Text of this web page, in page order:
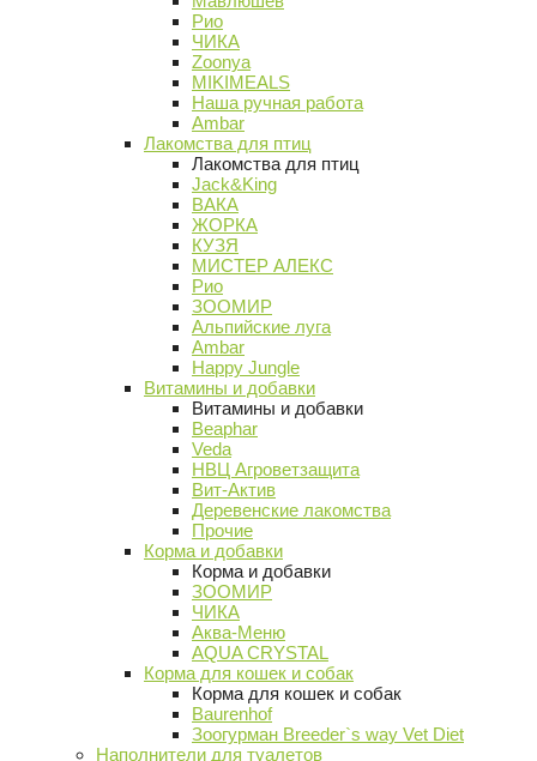
Рио
ЧИКА
Zoonya
MIKIMEALS
Наша ручная работа
Ambar
Лакомства для птиц
Лакомства для птиц
Jack&King
ВАКА
ЖОРКА
КУЗЯ
МИСТЕР АЛЕКС
Рио
ЗООМИР
Альпийские луга
Ambar
Happy Jungle
Витамины и добавки
Витамины и добавки
Beaphar
Veda
НВЦ Агроветзащита
Вит-Актив
Деревенские лакомства
Прочие
Корма и добавки
Корма и добавки
ЗООМИР
ЧИКА
Аква-Меню
AQUA CRYSTAL
Корма для кошек и собак
Корма для кошек и собак
Baurenhof
Зоогурман Breeder`s way Vet Diet
Наполнители для туалетов